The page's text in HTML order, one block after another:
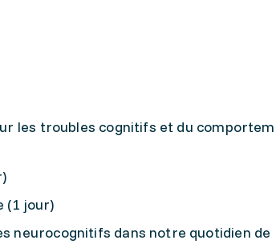
les troubles cognitifs et du
(1 jour)
neurocognitifs dans notre quotidien de